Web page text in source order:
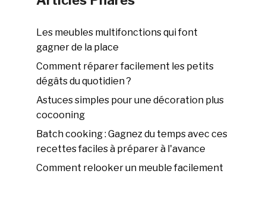
Les meubles multifonctions qui font
gagner de la place
Comment réparer facilement les petits
dégâts du quotidien ?
Astuces simples pour une décoration plus
cocooning
Batch cooking : Gagnez du temps avec ces
recettes faciles à préparer à l'avance
Comment relooker un meuble facilement